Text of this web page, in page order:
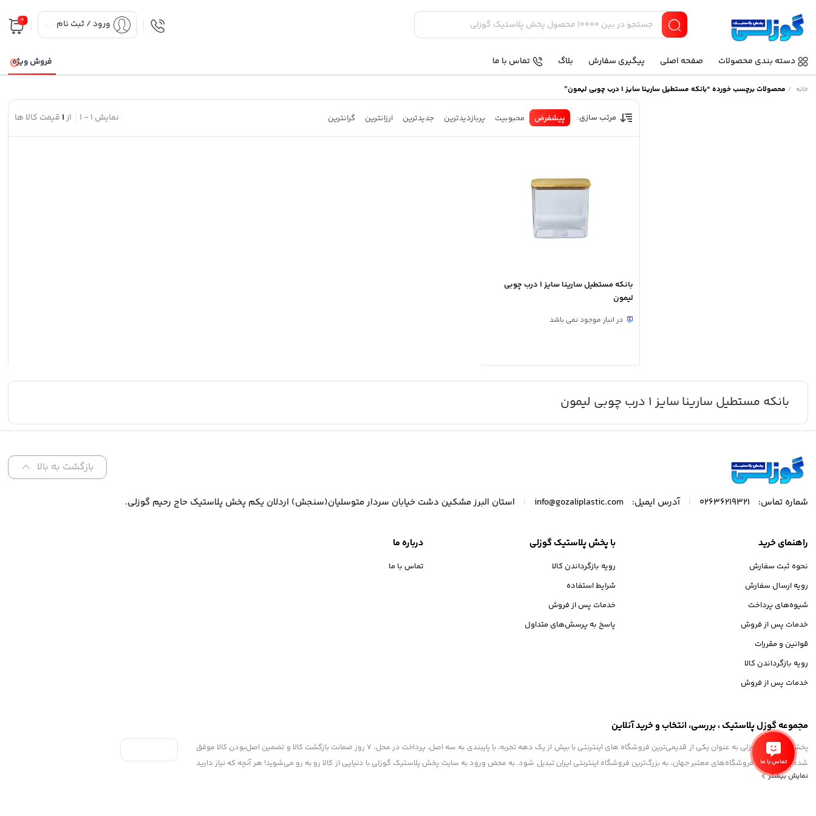
ورود / ثبت نام 0
دسته بندی محصولات صفحه اصلی پیگیری سفارش بلاگ تماس با ما فروش ویژه
خانه / محصولات برچسب خورده “بانکه مستطیل سارینا سایز 1 درب چوبی لیمون”
مرتب سازی: پیشفرض محبوبیت پربازدیدترین جدیدترین ارزانترین گرانترین نمایش 1
-
1 از1 قیمت کالا ها
بانکه مستطیل سارینا سایز 1 درب چوبی
لیمون
در انبار موجود نمی باشد
بانکه مستطیل سارینا سایز 1 درب چوبی لیمون
بازگشت به بالا
شماره تماس: 02636219321 آدرس ایمیل: info@gozaliplastic.com استان البرز مشکین دشت خیابان سردار متوسلیان(سنجش) اردلان یکم پخش پلاستیک حاج رحیم گوزلی.
راهنمای خرید
نحوه ثبت سفارش
رویه ارسال سفارش
شیوه‌های پرداخت
خدمات پس از فروش
قوانین و مقررات
رویه بازگرداندن کالا
خدمات پس از فروش
با پخش پلاستیک گوزلی
رویه بازگرداندن کالا
شرایط استفاده
خدمات پس از فروش
پاسخ به پرسش‌های متداول
درباره ما
تماس با ما
مجموعه گوزل پلاستیک ، بررسی، انتخاب و خرید آنلاین
پخش پلاستیک گوزلی به عنوان یکی از قدیمی‌ترین فروشگاه های اینترنتی با بیش از یک دهه تجربه، با پایبندی به سه اصل، پرداخت در محل، ۷ روز ضمانت بازگشت کالا و تضمین اصل‌بودن کالا موفق
شده تا همگام با فروشگاه‌های معتبر جهان، به بزرگ‌ترین فروشگاه اینترنتی ایران تبدیل شود. به محض ورود به سایت پخش پلاستیک گوزلی با دنیایی از کالا رو به رو می‌شوید! هر آنچه که نیاز دارید
و به ذهن شما خطور می‌کند در اینجا پیدا خواهید کرد.
نمایش بیشتر
تماس با ما